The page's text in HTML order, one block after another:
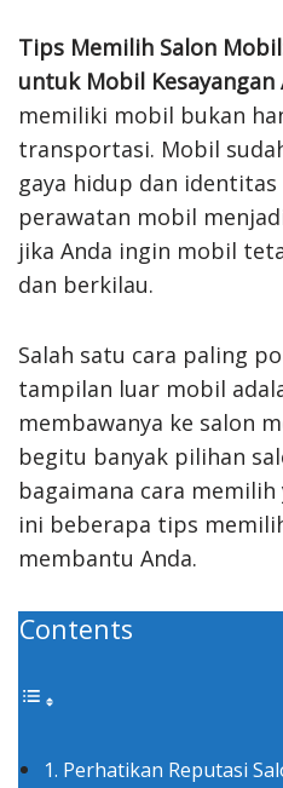
Tips Memilih Salon
untuk Mobil Kesayangan
memiliki mobil bukan
transportasi. Mobil
gaya hidup dan
perawatan mobil
jika Anda ingin mobil
dan berkilau.
Salah satu cara paling
tampilan luar mobil
membawanya ke salon
begitu banyak pilihan
bagaimana cara
ini beberapa tips
membantu Anda.
Contents
1. Perhatikan Reputasi